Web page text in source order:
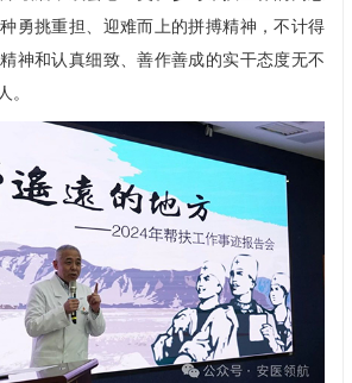
勇挑重担、迎难而上的拼搏精神，不计得
神和认真细致、善作善成的实干态度无不
。